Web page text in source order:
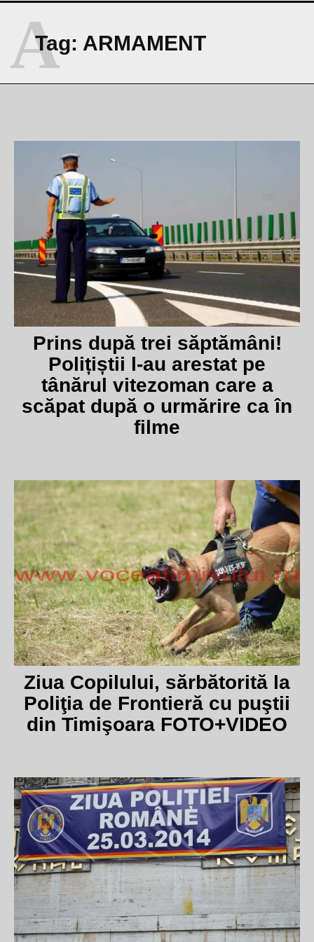
Tag: ARMAMENT
A
Prins după trei săptămâni!
Polițiștii l-au arestat pe
tânărul vitezoman care a
scăpat după o urmărire ca în
filme
Ziua Copilului, sărbătorită la
Poliţia de Frontieră cu puştii
din Timişoara FOTO+VIDEO